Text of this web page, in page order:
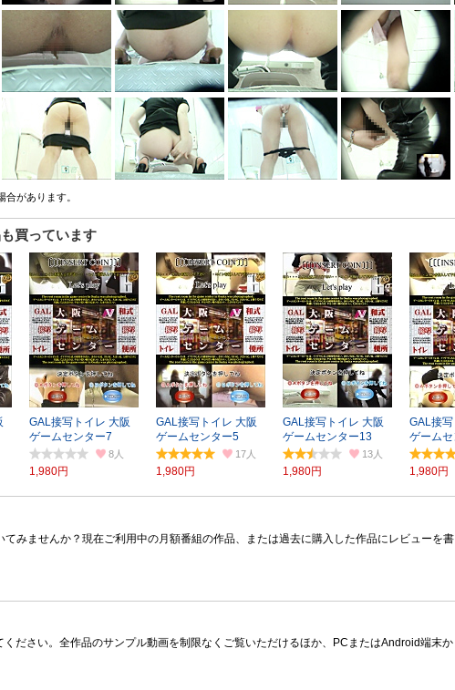
があります。
買っています
GAL接写トイレ 大阪
ゲームセンター7
8
1,980円
GAL接写トイレ 大阪
ゲームセンター5
17
1,980円
GAL接写トイレ 大阪
ゲームセンター13
13
1,980円
GAL接
ゲーム
1,980円
みませんか？現在ご利用中の月額番組の作品、または過去に購入した作品にレビューを書
ださい。全作品のサンプル動画を制限なくご覧いただけるほか、PCまたはAndroid端末